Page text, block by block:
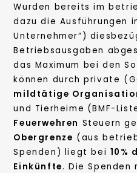
Wurden bereits im
dazu die Ausführungen
Unternehmer“)
Betriebsausgaben
das Maximum bei den
können durch private
mildtätige
und Tierheime (BMF-
Feuerwehren Steuern
Obergrenze (aus
Spenden) liegt bei 10%
Einkünfte. Die Spenden